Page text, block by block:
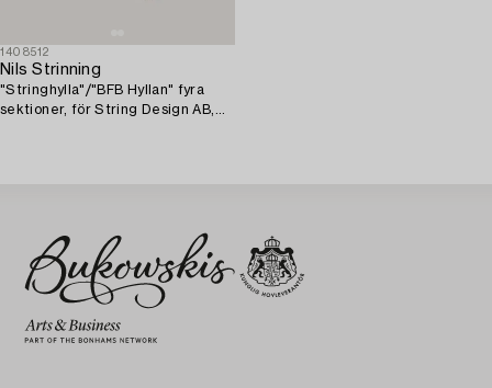
1408512
Nils Strinning
"Stringhylla"/"BFB Hyllan" fyra
sektioner, för String Design AB,